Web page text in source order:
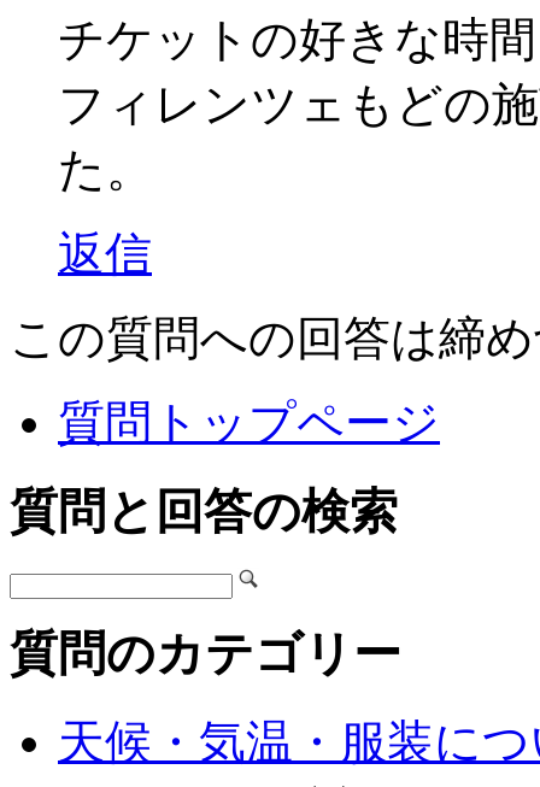
チケットの好きな時
フィレンツェもどの
た。
返信
この質問への回答は締
質問トップページ
質問と回答の検索
質問のカテゴリー
天候・気温・服装に